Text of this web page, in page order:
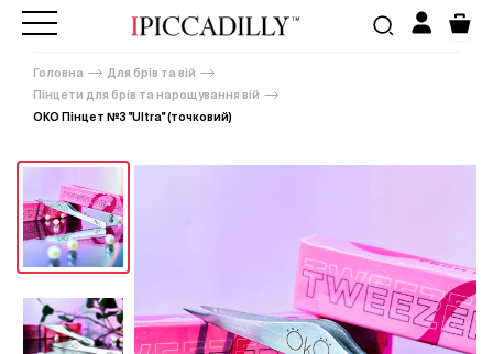
Головна
Для брів та вій
Пінцети для брів та нарощування вій
ОКО Пінцет №3 "Ultra" (точковий)